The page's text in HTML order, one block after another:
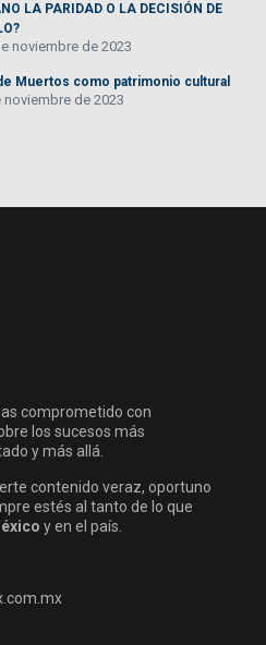
LA PARIDAD O LA DECISIÓN DE
noviembre de 2023
Muertos como patrimonio cultural
noviembre de 2023
comprometido con
los sucesos más
y más allá.
contenido veraz, oportuno
estés al tanto de lo que
y en el país.